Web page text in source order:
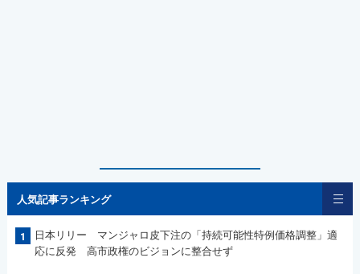
人気記事ランキング
1
日本リリー マンジャロ皮下注の「持続可能性特例価格調整」適
応に反発 高市政権のビジョンに整合せず